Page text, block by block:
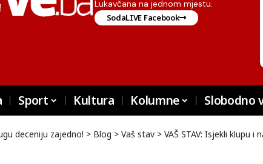
Lukavčana na jednom mjestu.
SodaLIVE Facebook
Sport Kultura Kolumne Slobodno
deceniju zajedno! > Blog > Vaš stav > VAŠ STAV: Isjekli klupu i